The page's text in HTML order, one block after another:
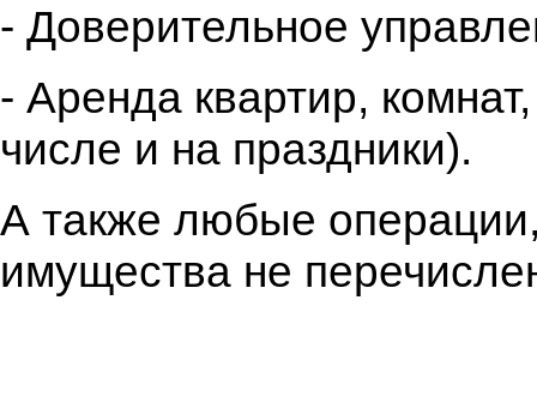
- Доверительное
- Аренда квартир,
числе и на праздники).
А также любые
имущества не